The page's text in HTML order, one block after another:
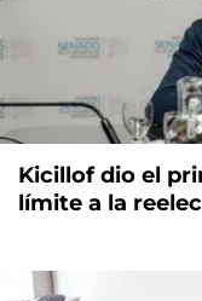
Kicillof dio el
límite a la